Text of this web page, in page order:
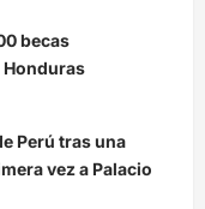
becas
Perú tras una
vez a Palacio